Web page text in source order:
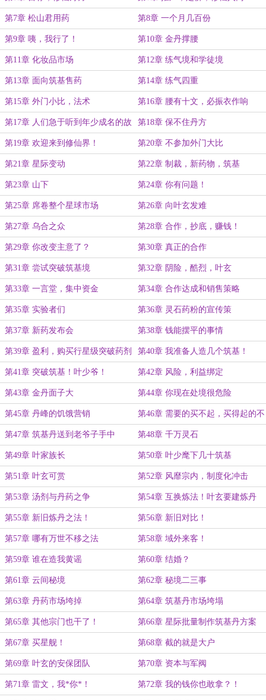
第7章 松山君用药 第8章 一个月几百份
第9章 咦，我行了！ 第10章 金丹撑腰
第11章 化妆品市场 第12章 练气境和学徒境
第13章 面向筑基售药 第14章 练气四重
第15章 外门小比，法术 第16章 腰有十文，必振衣作响
第17章 人们急于听到年少成名的故
事
第18章 保不住丹方
第19章 欢迎来到修仙界！ 第20章 不参加外门大比
第21章 星际变动 第22章 制裁，新药物，筑基
第23章 山下 第24章 你有问题！
第25章 席卷整个星球市场 第26章 向叶玄发难
第27章 乌合之众 第28章 合作，抄底，赚钱！
第29章 你改变主意了？ 第30章 真正的合作
第31章 尝试突破筑基境 第32章 阴险，酷烈，叶玄
第33章 一言堂，集中资金 第34章 合作达成和销售策略
第35章 实验者们 第36章 灵石药粉的宣传策
第37章 新药发布会 第38章 钱能摆平的事情
第39章 盈利，购买行星级突破药剂 第40章 我准备人造几个筑基！
第41章 突破筑基！叶少爷！ 第42章 风险，利益绑定
第43章 金丹面子大 第44章 你现在处境很危险
第45章 丹峰的饥饿营销 第46章 需要的买不起，买得起的不
需要
第47章 筑基丹送到老爷子手中 第48章 千万灵石
第49章 叶家族长 第50章 叶少麾下几十筑基
第51章 叶玄可赏 第52章 风靡宗内，制度化冲击
第53章 汤剂与丹药之争 第54章 互换炼法！叶玄要建炼丹
厂！
第55章 新旧炼丹之法！ 第56章 新旧对比！
第57章 哪有万世不移之法 第58章 域外来客！
第59章 谁在造我黄谣 第60章 结婚？
第61章 云间秘境 第62章 秘境二三事
第63章 丹药市场垮掉 第64章 筑基丹市场垮塌
第65章 其他宗门也干了！ 第66章 星际批量制作筑基丹方案
第67章 买星舰！ 第68章 截的就是大户
第69章 叶玄的安保团队 第70章 资本与军阀
第71章 雷文，我*你*！ 第72章 我的钱你也敢拿？！